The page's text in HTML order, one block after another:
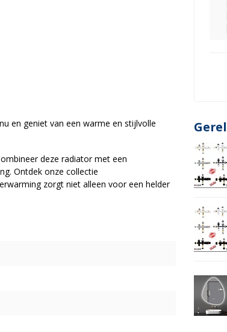
en geniet van een warme en stijlvolle
deze radiator met een
Ontdek onze collectie
zorgt niet alleen voor een helder